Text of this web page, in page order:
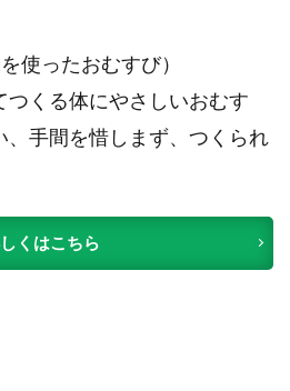
使ったおむすび）
くる体にやさしいおむす
、手間を惜しまず、つくられ
くはこちら